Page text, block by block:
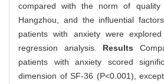
compared with the norm of
Hangzhou, and the influential
patients with anxiety were
regression analysis. Results
patients with anxiety scored
dimension of SF-36 (P<0.001),